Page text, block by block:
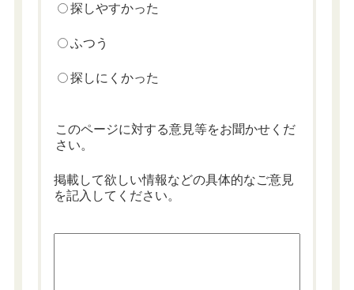
探しやすかった
ふつう
探しにくかった
このページに対する意見等をお聞かせくだ
さい。
掲載して欲しい情報などの具体的なご意見
を記入してください。